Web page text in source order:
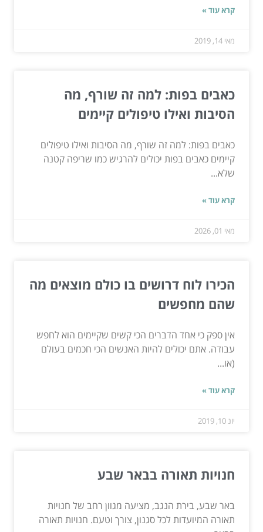
קרא עוד »
מאי 14, 2019
כאבים בפות: למה זה שורף, מה
הסיבות ואילו טיפולים קיימים
כאבים בפות: למה זה שורף, מה הסיבות ואילו טיפולים
קיימים כאבים בפות יכולים להרגיש כמו שריפה קטנה
שלא...
קרא עוד »
מאי 01, 2026
הכירו לוח דרושים בו כולם מוצאים מה
שהם מחפשים
אין ספק כי אחד הדברים הכי קשים שקיימים הוא לחפש
עבודה. אתם יכולים להיות האנשים הכי חכמים בעולם
(או...
קרא עוד »
יונ 10, 2019
חנויות תאורה בבאר שבע
באר שבע, בירת הנגב, מציעה מגוון רחב של חנויות
תאורה המיועדות לכל סגנון, צורך וטעם. חנויות תאורה